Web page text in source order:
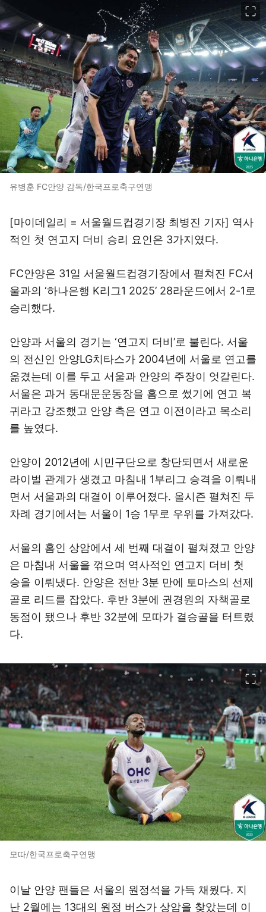
유병훈 FC안양 감독/한국프로축구연맹
[마이데일리 = 서울월드컵경기장 최병진 기자] 역사
적인 첫 연고지 더비 승리 요인은 3가지였다.
FC안양은 31일 서울월드컵경기장에서 펼쳐진 FC서
울과의 ‘하나은행 K리그1 2025’ 28라운드에서 2-1로
승리했다.
안양과 서울의 경기는 ‘연고지 더비’로 불린다. 서울
의 전신인 안양LG치타스가 2004년에 서울로 연고를
옮겼는데 이를 두고 서울과 안양의 주장이 엇갈린다.
서울은 과거 동대문운동장을 홈으로 썼기에 연고 복
귀라고 강조했고 안양 측은 연고 이전이라고 목소리
를 높였다.
안양이 2012년에 시민구단으로 창단되면서 새로운
라이벌 관계가 생겼고 마침내 1부리그 승격을 이뤄내
면서 서울과의 대결이 이루어졌다. 올시즌 펼쳐진 두
차례 경기에서는 서울이 1승 1무로 우위를 가져갔다.
서울의 홈인 상암에서 세 번째 대결이 펼쳐졌고 안양
은 마침내 서울을 꺾으며 역사적인 연고지 더비 첫
승을 이뤄냈다. 안양은 전반 3분 만에 토마스의 선제
골로 리드를 잡았다. 후반 3분에 권경원의 자책골로
동점이 됐으나 후반 32분에 모따가 결승골을 터트렸
다.
모따/한국프로축구연맹
이날 안양 팬들은 서울의 원정석을 가득 채웠다. 지
난 2월에는 13대의 원정 버스가 상암을 찾았는데 이